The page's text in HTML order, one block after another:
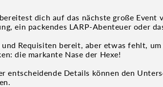
dich auf das nächste große Event
ein packendes LARP-Abenteuer oder
Requisiten bereit, aber etwas fehlt,
die markante Nase der Hexe!
entscheidende Details können den